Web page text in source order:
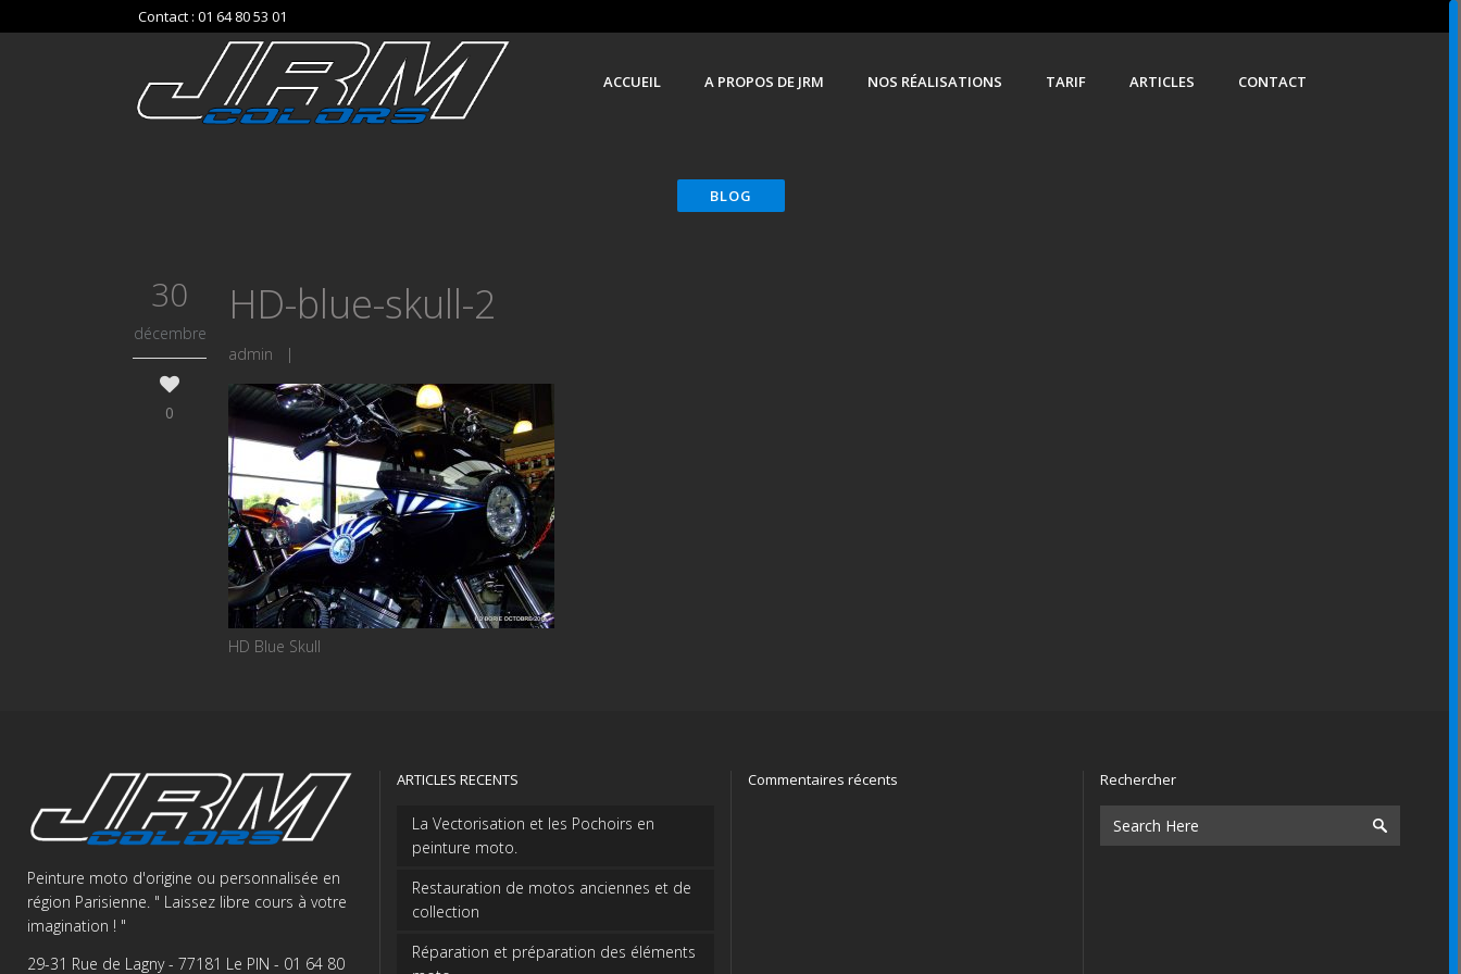
Contact : 01 64 80 53 01
ACCUEIL A PROPOS DE JRM NOS RÉALISATIONS TARIF ARTICLES CONTACT
30
décembre
0
HD-blue-skull-2
admin |
HD Blue Skull
Peinture moto d'origine ou personnalisée en
région Parisienne. " Laissez libre cours à votre
imagination ! "
29-31 Rue de Lagny - 77181 Le PIN - 01 64 80
ARTICLES RECENTS
La Vectorisation et les Pochoirs en
peinture moto.
Restauration de motos anciennes et de
collection
Réparation et préparation des éléments
Commentaires récents Rechercher